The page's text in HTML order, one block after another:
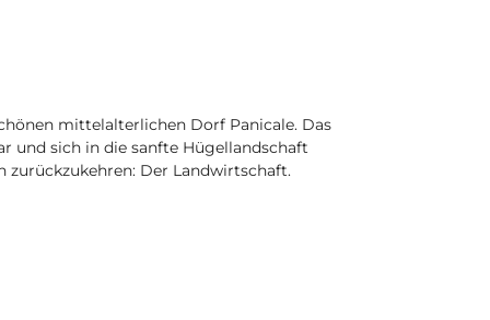
mittelalterlichen Dorf Panicale. Das
und sich in die sanfte Hügellandschaft
zurückzukehren: Der Landwirtschaft.